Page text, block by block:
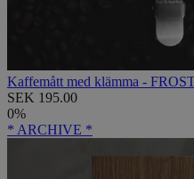
Kaffemått med klämma -
SEK 195.00
0%
* ARCHIVE *